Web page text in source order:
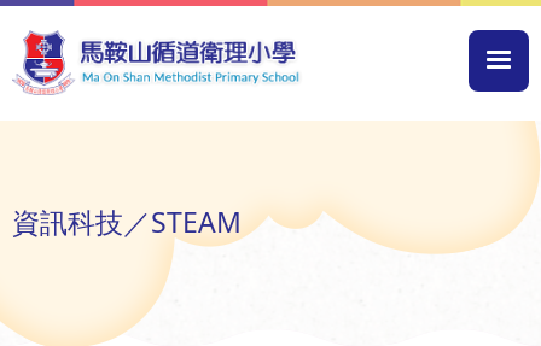
移至主內容
資訊科技／STEAM